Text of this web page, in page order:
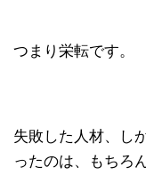
つまり栄転です。
失敗した人材、し
ったのは、もちろ